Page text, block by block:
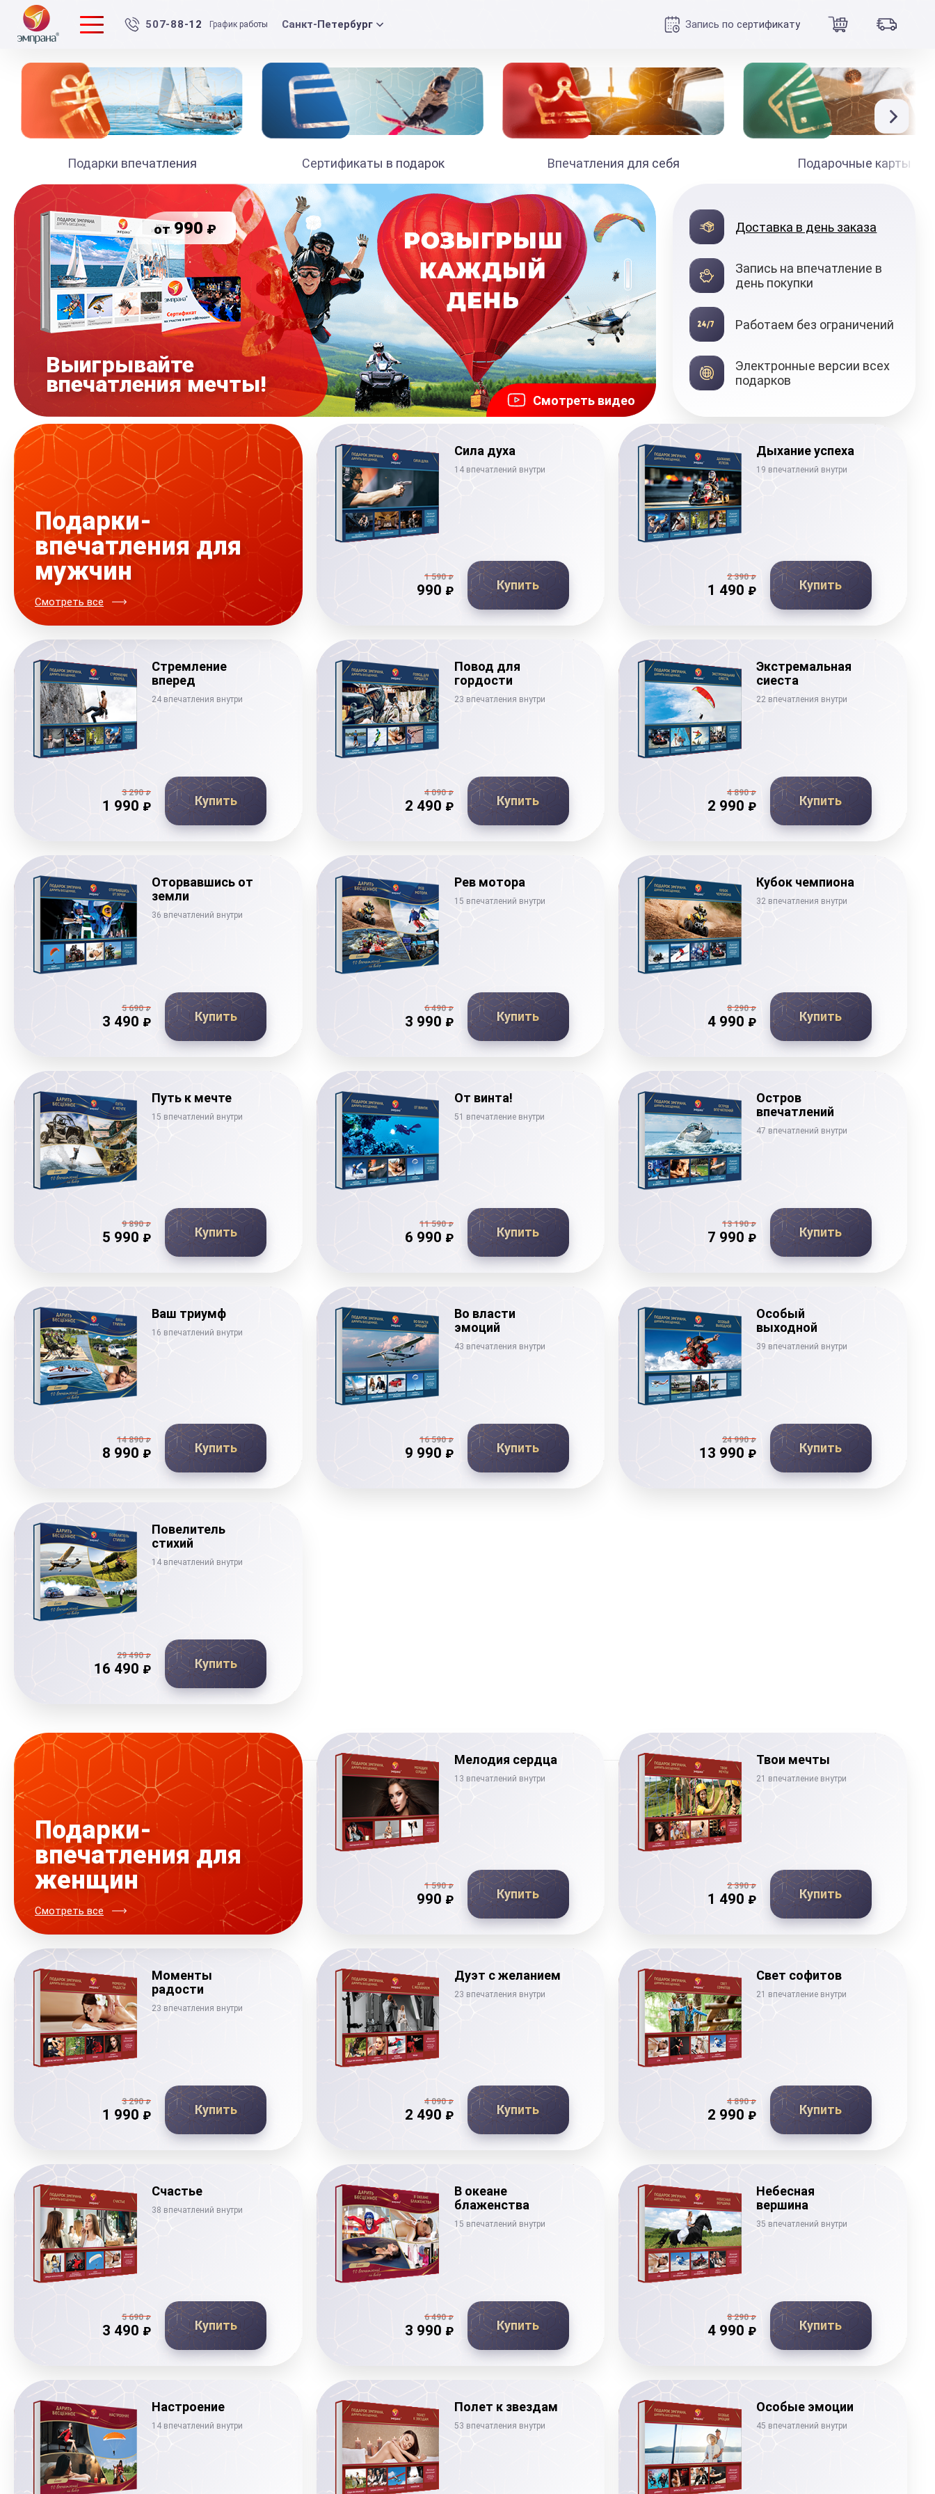
507-88-12 График работы Санкт-Петербург Запись по сертификату
Подарки впечатления Сертификаты в подарок Впечатления для себя Подарочные карты
Смотреть видео
от990 ₽
Выигрывайте
впечатления мечты!
от
Подарочные
сертификаты
Доставка в день заказа
Запись на впечатление в
день покупки
Работаем без ограничений
Электронные версии всех
подарков
Подарки-
впечатления для
мужчин
Смотреть все
Сила духа
14 впечатлений внутри
1 590₽
990 ₽ Купить
Дыхание успеха
19 впечатлений внутри
2 390₽
1 490 ₽ Купить
Стремление
вперед
24 впечатления внутри
3 290₽
1 990 ₽ Купить
Повод для
гордости
23 впечатления внутри
4 090₽
2 490 ₽ Купить
Экстремальная
сиеста
22 впечатления внутри
4 890₽
2 990 ₽ Купить
Оторвавшись от
земли
36 впечатлений внутри
5 690₽
3 490 ₽ Купить
Рев мотора
15 впечатлений внутри
6 490₽
3 990 ₽ Купить
Кубок чемпиона
32 впечатления внутри
8 290₽
4 990 ₽ Купить
Путь к мечте
15 впечатлений внутри
9 890₽
5 990 ₽ Купить
От винта!
51 впечатление внутри
11 590₽
6 990 ₽ Купить
Остров
впечатлений
47 впечатлений внутри
13 190₽
7 990 ₽ Купить
Ваш триумф
16 впечатлений внутри
14 890₽
8 990 ₽ Купить
Во власти
эмоций
43 впечатления внутри
16 590₽
9 990 ₽ Купить
Особый
выходной
39 впечатлений внутри
24 990₽
13 990 ₽ Купить
Повелитель
стихий
14 впечатлений внутри
29 490₽
16 490 ₽ Купить
Подарки-
впечатления для
женщин
Смотреть все
Мелодия сердца
13 впечатлений внутри
1 590₽
990 ₽ Купить
Твои мечты
21 впечатление внутри
2 390₽
1 490 ₽ Купить
Моменты
радости
23 впечатления внутри
3 290₽
1 990 ₽ Купить
Дуэт с желанием
23 впечатления внутри
4 090₽
2 490 ₽ Купить
Свет софитов
21 впечатление внутри
4 890₽
2 990 ₽ Купить
Счастье
38 впечатлений внутри
5 690₽
3 490 ₽ Купить
В океане
блаженства
15 впечатлений внутри
6 490₽
3 990 ₽ Купить
Небесная
вершина
35 впечатлений внутри
8 290₽
4 990 ₽ Купить
Настроение
14 впечатлений внутри
Полет к звездам
53 впечатления внутри
Особые эмоции
45 впечатлений внутри